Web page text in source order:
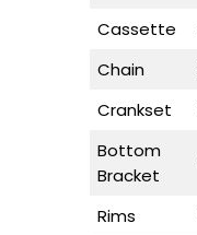
Cassette
Chain
Crankset
Bottom
Bracket
Rims